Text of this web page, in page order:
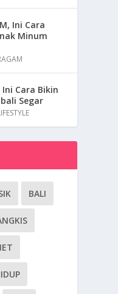
Ini Cara
Minum
Ini Cara Bikin
Segar
BALI